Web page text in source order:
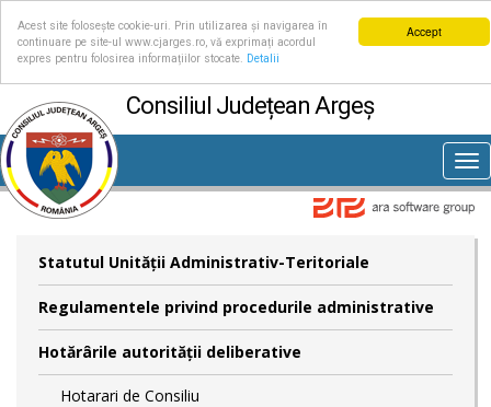
Accept
Acest site folosește cookie-uri. Prin utilizarea și navigarea în
continuare pe site-ul www.cjarges.ro, vă exprimați acordul
expres pentru folosirea informațiilor stocate.
Detalii
Consiliul Județean Argeș
Statutul Unităţii Administrativ-Teritoriale
Regulamentele privind procedurile administrative
Hotărârile autorităţii deliberative
Hotarari de Consiliu